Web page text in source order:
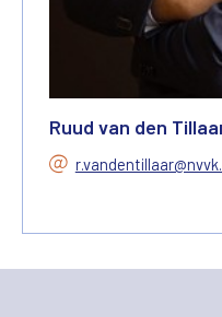
Ruud van den